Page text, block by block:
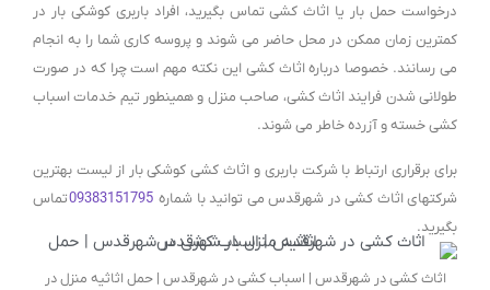
درخواست حمل بار یا اثاث کشی تماس بگیرید، افراد باربری کوشکی بار در
کمترین زمان ممکن در محل حاضر می شوند و پروسه کاری شما را به انجام
می رسانند. خصوصا درباره اثاث کشی این نکته مهم است چرا که در صورت
طولانی شدن فرایند اثاث کشی، صاحب منزل و همینطور تیم خدمات اسباب
کشی خسته و آزرده خاطر می شوند.
برای برقراری ارتباط با شرکت باربری و اثاث کشی کوشکی بار از لیست بهترین
شرکتهای اثاث کشی در شهرقدس می توانید با شماره 09383151795تماس
بگیرید.
اثاث کشی در شهرقدس | اسباب کشی در شهرقدس | حمل اثاثیه منزل در